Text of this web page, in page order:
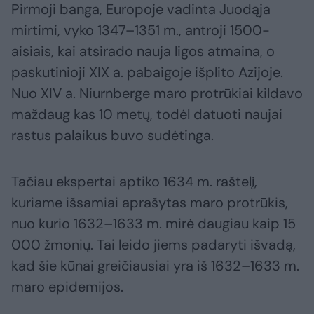
Pirmoji banga, Europoje vadinta Juodąja
mirtimi, vyko 1347–1351 m., antroji 1500-
aisiais, kai atsirado nauja ligos atmaina, o
paskutinioji XIX a. pabaigoje išplito Azijoje.
Nuo XIV a. Niurnberge maro protrūkiai kildavo
maždaug kas 10 metų, todėl datuoti naujai
rastus palaikus buvo sudėtinga.
Tačiau ekspertai aptiko 1634 m. raštelį,
kuriame išsamiai aprašytas maro protrūkis,
nuo kurio 1632–1633 m. mirė daugiau kaip 15
000 žmonių. Tai leido jiems padaryti išvadą,
kad šie kūnai greičiausiai yra iš 1632–1633 m.
maro epidemijos.